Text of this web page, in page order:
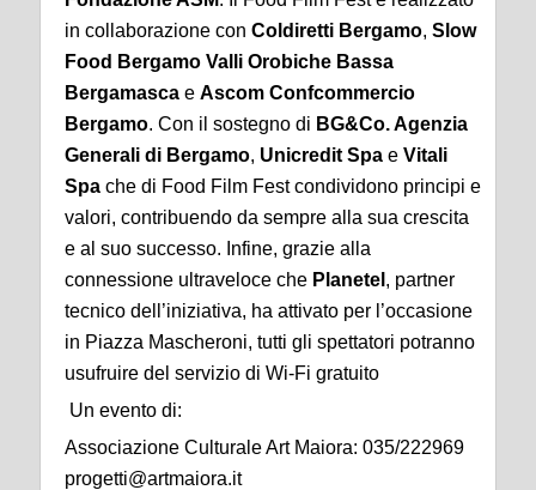
in collaborazione con Coldiretti Bergamo, Slow
Food Bergamo Valli Orobiche Bassa
Bergamasca e Ascom Confcommercio
Bergamo. Con il sostegno di BG&Co. Agenzia
Generali di Bergamo, Unicredit Spa e Vitali
Spa che di Food Film Fest condividono principi e
valori, contribuendo da sempre alla sua crescita
e al suo successo. Infine, grazie alla
connessione ultraveloce che Planetel , partner
tecnico dell’iniziativa, ha attivato per l’occasione
in Piazza Mascheroni, tutti gli spettatori potranno
usufruire del servizio di Wi-Fi gratuito
Un evento di:
Associazione Culturale Art Maiora: 035/222969
progetti@artmaiora.it